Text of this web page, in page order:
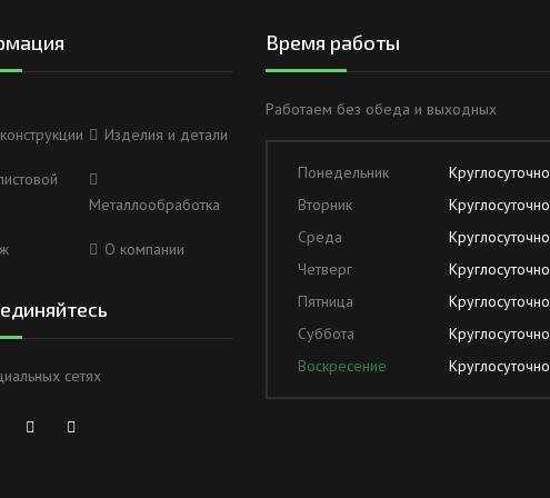
Изделия и детали
Металлообработка
О компании
сетях
Время работы
Работаем без обеда и выходных
Понедельник
Круглосуточно
Вторник
Круглосуточно
Среда
Круглосуточно
Четверг
Круглосуточно
Пятница
Круглосуточно
Суббота
Круглосуточно
Воскресение
Круглосуточно